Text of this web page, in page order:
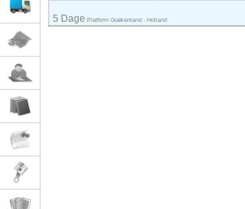
5 Dage Platform Grækenland - Holland